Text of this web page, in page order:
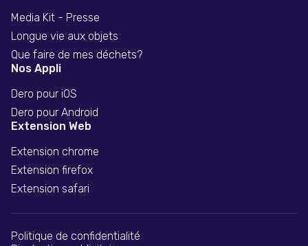
Media Kit - Presse
Longue vie aux objets
Que faire de mes déchets?
Nos Appli
Dero pour iOS
Dero pour Android
Extension Web
Extension chrome
Extension firefox
Extension safari
Politique de confidentialité